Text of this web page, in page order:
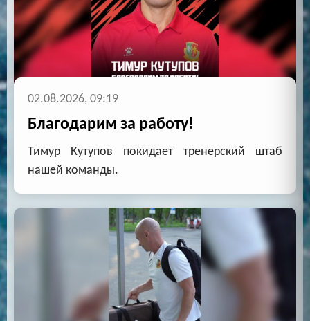
02.08.2026, 09:19
Благодарим за работу!
Тимур Кутупов покидает тренерский штаб
нашей команды.